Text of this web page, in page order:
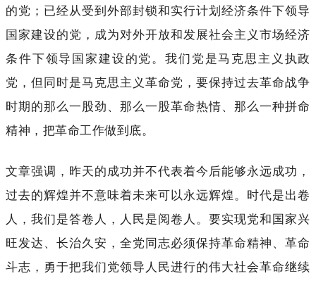
的党；已经从受到外部封锁和实行计划经济条件下领导
国家建设的党，成为对外开放和发展社会主义市场经济
条件下领导国家建设的党。我们党是马克思主义执政
党，但同时是马克思主义革命党，要保持过去革命战争
时期的那么一股劲、那么一股革命热情、那么一种拼命
精神，把革命工作做到底。
文章强调，昨天的成功并不代表着今后能够永远成功，
过去的辉煌并不意味着未来可以永远辉煌。时代是出卷
人，我们是答卷人，人民是阅卷人。要实现党和国家兴
旺发达、长治久安，全党同志必须保持革命精神、革命
斗志，勇于把我们党领导人民进行的伟大社会革命继续